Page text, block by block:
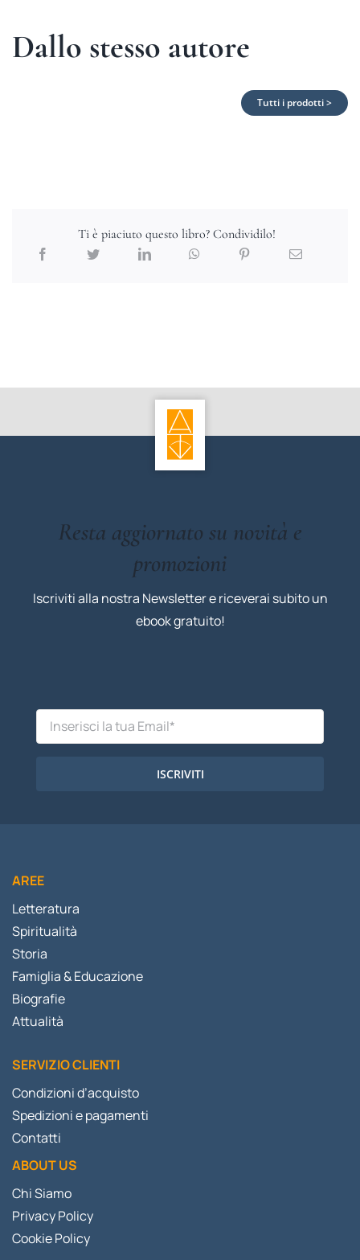
Dallo stesso autore
Tutti i prodotti >
Ti è piaciuto questo libro? Condividilo!
Resta aggiornato su novità e
promozioni
Iscriviti alla nostra Newsletter e riceverai subito un
ebook gratuito!
ISCRIVITI
AREE
Letteratura
Spiritualità
Storia
Famiglia & Educazione
Biografie
Attualità
SERVIZIO CLIENTI
Condizioni d’acquisto
Spedizioni e pagamenti
Contatti
ABOUT US
Chi Siamo
Privacy Policy
Cookie Policy